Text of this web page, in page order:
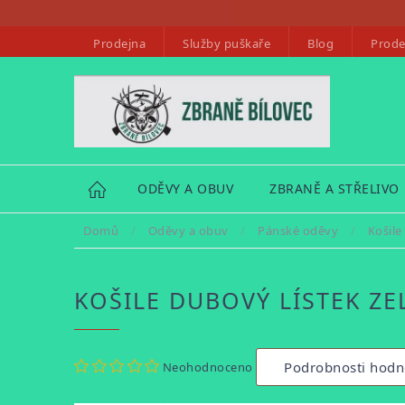
Prodejna Služby puškaře Blog
HOME ODĚVY A OBUV ZBRANĚ A STŘELIVO
Domů / Oděvy a obuv / Pánské oděvy /
KOŠILE DUBOVÝ LÍSTEK
hodnocení
Neohodnoceno Podrobnosti